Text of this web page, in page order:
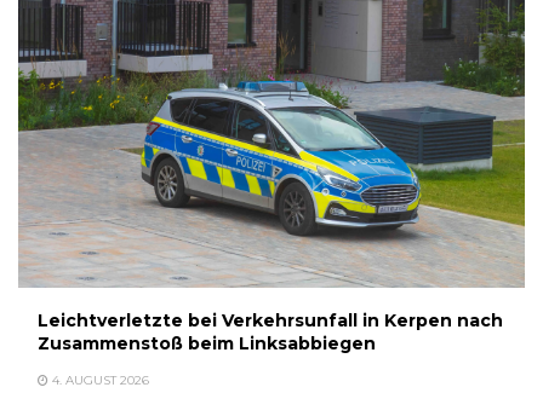
Leichtverletzte bei Verkehrsunfall in Kerpen nach
Zusammenstoß beim Linksabbiegen
4. AUGUST 2026